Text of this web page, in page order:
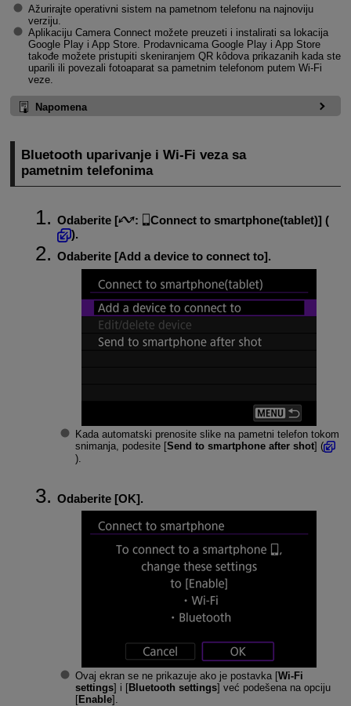
Ažurirajte operativni sistem na pametnom telefonu na najnoviju
verziju.
Aplikaciju Camera Connect možete preuzeti i instalirati sa lokacija
Google Play i App Store. Prodavnicama Google Play i App Store
takođe možete pristupiti skeniranjem QR kôdova prikazanih kada ste
uparili ili povezali fotoaparat sa pametnim telefonom putem Wi-Fi
veze.
Napomena
Bluetooth uparivanje iWi-Fi veza sa
pametnim telefonima
Odaberite [ : Connect to smartphone(tablet)] (
).
Odaberite [Add a device to connect to].
Kada automatski prenosite slike na pametni telefon tokom
snimanja, podesite [Send to smartphone after shot] (
).
Odaberite [OK].
Ovaj ekran se ne prikazuje ako je postavka [Wi-Fi
settings] i [Bluetooth settings] već podešena na opciju
[Enable].